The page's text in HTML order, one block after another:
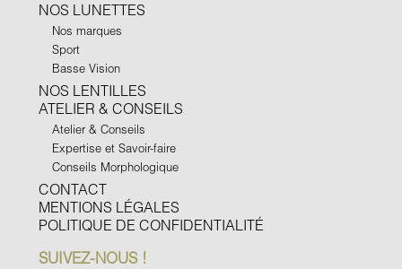
NOS LUNETTES
Nos marques
Sport
Basse Vision
NOS LENTILLES
ATELIER & CONSEILS
Atelier & Conseils
Expertise et Savoir-faire
Conseils Morphologique
CONTACT
MENTIONS LÉGALES
POLITIQUE DE CONFIDENTIALITÉ
SUIVEZ-NOUS !